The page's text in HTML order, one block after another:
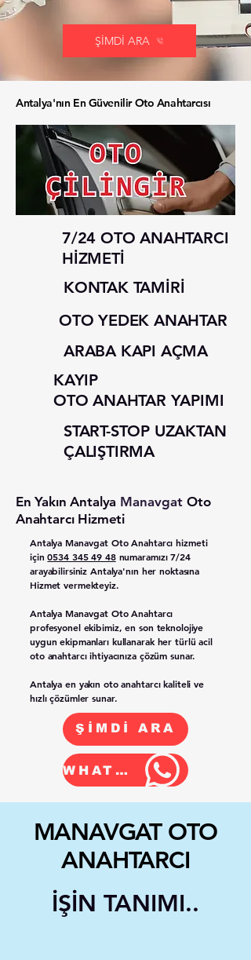
ŞİMDİ ARA
Antalya'nın En Güvenilir Oto Anahtarcısı
7/24 OTO ANAHTARCI
HİZMETİ
KONTAK TAMİRİ
OTO YEDEK ANAHTAR
ARABA KAPI AÇMA
KAYIP
OTO ANAHTAR YAPIMI
START-STOP UZAKTAN
ÇALIŞTIRMA
En Yakın Antalya Manavgat Oto
Anahtarcı Hizmeti
Antalya Manavgat Oto Anahtarcı hizmeti
için0534 345 49 48numaramızı 7/24
arayabilirsiniz Antalya'nın her noktasına
Hizmet vermekteyiz.
Antalya Manavgat Oto Anahtarcı
profesyonel ekibimiz, en son teknolojiye
uygun ekipmanları kullanarak her türlü acil
oto anahtarcı ihtiyacınıza çözüm sunar.
Antalya en yakın oto anahtarcı kaliteli ve
hızlı çözümler sunar.
ŞİMDİ ARA
WHATSAPP
MANAVGAT OTO
ANAHTARCI
İŞİN TANIMI..